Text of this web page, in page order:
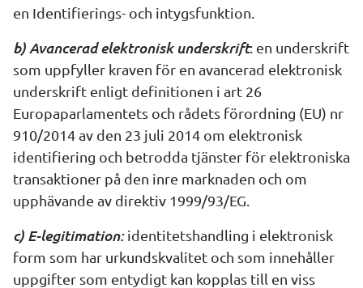
en Identifierings- och intygsfunktion.
b) Avancerad elektronisk underskrift: en underskrift
som uppfyller kraven för en avancerad elektronisk
underskrift enligt definitionen i art 26
Europaparlamentets och rådets förordning (EU) nr
910/2014 av den 23 juli 2014 om elektronisk
identifiering och betrodda tjänster för elektroniska
transaktioner på den inre marknaden och om
upphävande av direktiv 1999/93/EG.
c) E-legitimation: identitetshandling i elektronisk
form som har urkundskvalitet och som innehåller
uppgifter som entydigt kan kopplas till en viss